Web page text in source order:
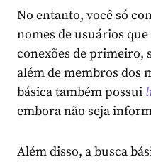
No entanto, você só
nomes de usuários que
conexões de primeiro,
além de membros dos
básica também possui
embora não seja
Além disso, a busca